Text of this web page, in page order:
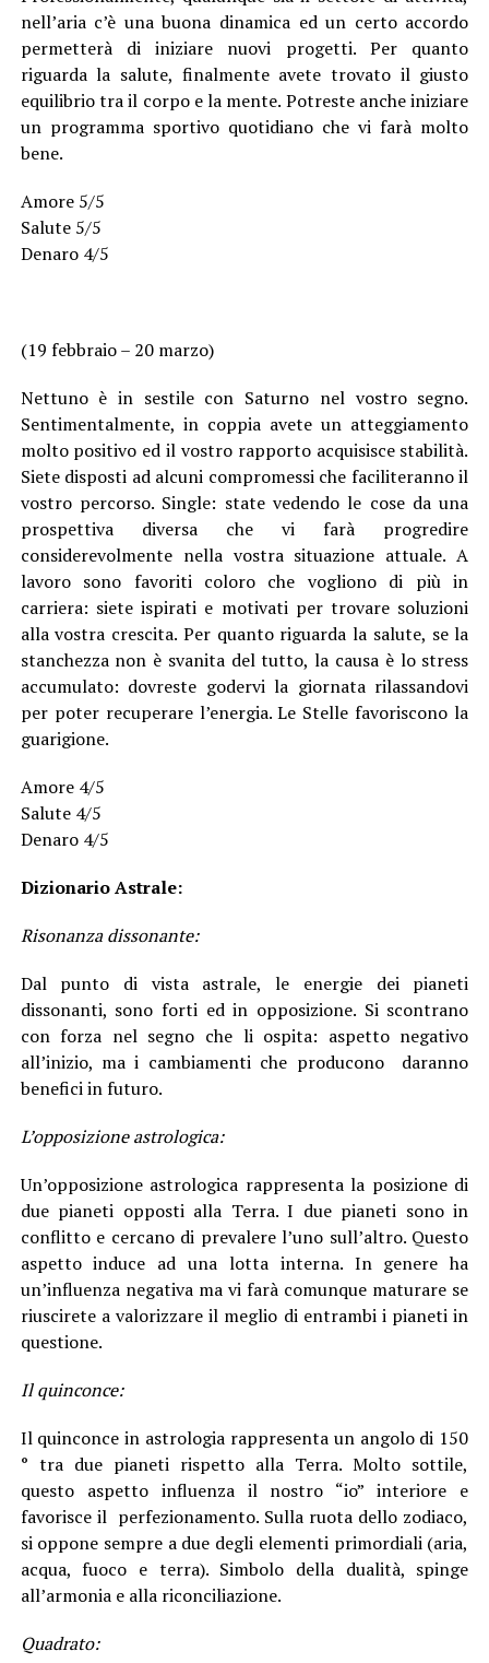
nell’aria c’è una buona dinamica ed un certo accordo
permetterà di iniziare nuovi progetti. Per quanto
riguarda la salute, finalmente avete trovato il giusto
equilibrio tra il corpo e la mente. Potreste anche iniziare
un programma sportivo quotidiano che vi farà molto
bene.
Amore 5/5
Salute 5/5
Denaro 4/5
(19 febbraio – 20 marzo)
Nettuno è in sestile con Saturno nel vostro segno.
Sentimentalmente, in coppia avete un atteggiamento
molto positivo ed il vostro rapporto acquisisce stabilità.
Siete disposti ad alcuni compromessi che faciliteranno il
vostro percorso. Single: state vedendo le cose da una
prospettiva diversa che vi farà progredire
considerevolmente nella vostra situazione attuale. A
lavoro sono favoriti coloro che vogliono di più in
carriera: siete ispirati e motivati per trovare soluzioni
alla vostra crescita. Per quanto riguarda la salute, se la
stanchezza non è svanita del tutto, la causa è lo stress
accumulato: dovreste godervi la giornata rilassandovi
per poter recuperare l’energia. Le Stelle favoriscono la
guarigione.
Amore 4/5
Salute 4/5
Denaro 4/5
Dizionario Astrale:
Risonanza dissonante:
Dal punto di vista astrale, le energie dei pianeti
dissonanti, sono forti ed in opposizione. Si scontrano
con forza nel segno che li ospita: aspetto negativo
all’inizio, ma i cambiamenti che producono daranno
benefici in futuro.
L’opposizione astrologica:
Un’opposizione astrologica rappresenta la posizione di
due pianeti opposti alla Terra. I due pianeti sono in
conflitto e cercano di prevalere l’uno sull’altro. Questo
aspetto induce ad una lotta interna. In genere ha
un’influenza negativa ma vi farà comunque maturare se
riuscirete a valorizzare il meglio di entrambi i pianeti in
questione.
Il quinconce:
Il quinconce in astrologia rappresenta un angolo di 150
° tra due pianeti rispetto alla Terra. Molto sottile,
questo aspetto influenza il nostro “io” interiore e
favorisce il perfezionamento. Sulla ruota dello zodiaco,
si oppone sempre a due degli elementi primordiali (aria,
acqua, fuoco e terra). Simbolo della dualità, spinge
all’armonia e alla riconciliazione.
Quadrato: